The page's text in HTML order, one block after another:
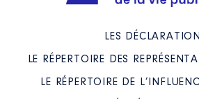
LES
LE RÉPERTOIRE DES
LE RÉPERTOIRE DE